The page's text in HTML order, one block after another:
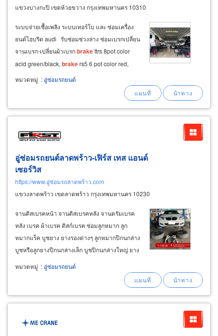
แขวงบางกะปิ เขตห้วยขวาง กรุงเทพมหานคร 10310
ระบบจ่ายเชื้อเพลิง ระบบเทอร์โบ และ ซ่อมเครื่อง
ยนต์ไฮบริด audi รับซ่อมช่วงล่าง ซ่อมเบรกเปลี่ยน
จานเบรก-เปลี่ยนผ้าเบรกbrakettrs 8pot color
acid green/black, brakers5 6 pot color red,
เบรค brembo b-m8 ซ่อมครัช เปลี่ยนลูกหมาก สตัท
ซ่อมเปลี่ยนโช้คอัพ แรคพวงมาลัย เพลาขับรถขับ2
หมวดหมู่ : อู่ซ่อมรถยนต์
อู่ซ่อมรถยนต์ลาดพร้าว-เฟิร์ส เทส แอนด์
เซอร์วิส
https://www.อู่ซ่อมรถลาดพร้าว.com
แขวงลาดพร้าว เขตลาดพร้าว กรุงเทพมหานคร 10230
จานดิสเบรคหน้า จานดิสเบรคหลัง จานดรัมเบรค
หลัง เบรค ผ้าเบรค ดิสก์เบรค ซ่อมลูกหมาก ลูก
หมากแร็ค บูชยาง ยางรองต่างๆ ลูกหมากปีกนกล่าง
บูชหรือลูกยางปีกนกล่างเล็ก บูชปีกนกล่างใหญ่ ยาง
กันโคลงหน้า ตรวจเช็คซ่อมแซมหรือเปลี่ยนเพลา
ขับ ระบบบังคับเลี้ยวพวงมาลัยและอุปกรณ์ ตั้งศูนย์
หมวดหมู่ : อู่ซ่อมรถยนต์